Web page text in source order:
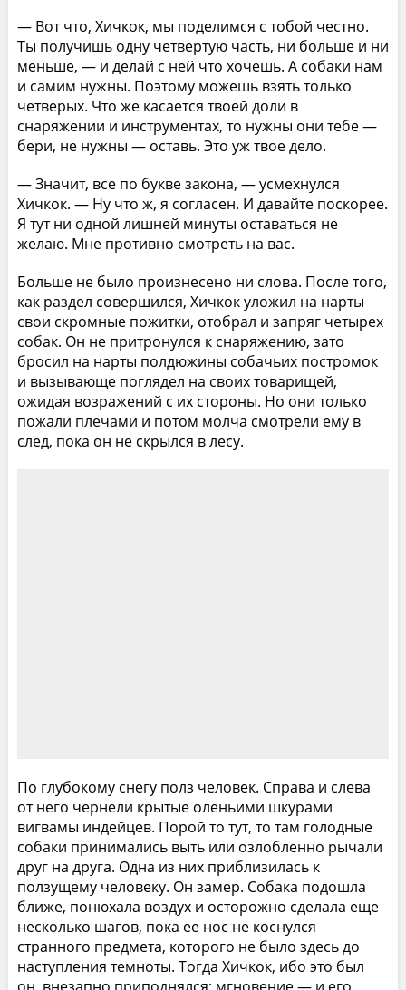
— Вот что, Хичкок, мы поделимся с тобой честно.
Ты получишь одну четвертую часть, ни больше и ни
меньше, — и делай с ней что хочешь. А собаки нам
и самим нужны. Поэтому можешь взять только
четверых. Что же касается твоей доли в
снаряжении и инструментах, то нужны они тебе —
бери, не нужны — оставь. Это уж твое дело.
— Значит, все по букве закона, — усмехнулся
Хичкок. — Ну что ж, я согласен. И давайте поскорее.
Я тут ни одной лишней минуты оставаться не
желаю. Мне противно смотреть на вас.
Больше не было произнесено ни слова. После того,
как раздел совершился, Хичкок уложил на нарты
свои скромные пожитки, отобрал и запряг четырех
собак. Он не притронулся к снаряжению, зато
бросил на нарты полдюжины собачьих постромок
и вызывающе поглядел на своих товарищей,
ожидая возражений с их стороны. Но они только
пожали плечами и потом молча смотрели ему в
след, пока он не скрылся в лесу.
По глубокому снегу полз человек. Справа и слева
от него чернели крытые оленьими шкурами
вигвамы индейцев. Порой то тут, то там голодные
собаки принимались выть или озлобленно рычали
друг на друга. Одна из них приблизилась к
ползущему человеку. Он замер. Собака подошла
ближе, понюхала воздух и осторожно сделала еще
несколько шагов, пока ее нос не коснулся
странного предмета, которого не было здесь до
наступления темноты. Тогда Хичкок, ибо это был